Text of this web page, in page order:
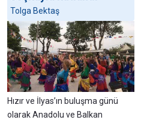
Tolga Bektaş
Hızır ve İlyas’ın buluşma günü
olarak Anadolu ve Balkan